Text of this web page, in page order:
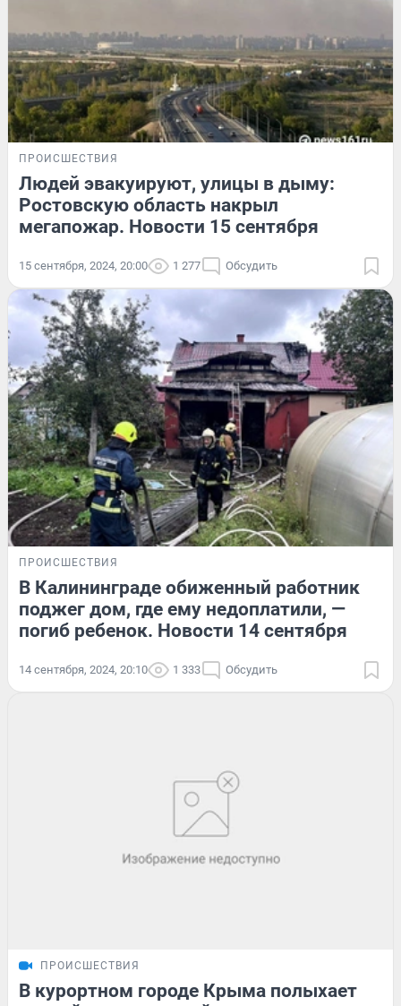
ПРОИСШЕСТВИЯ
Людей эвакуируют, улицы в дыму:
Ростовскую область накрыл
мегапожар. Новости 15 сентября
15 сентября, 2024, 20:00 1 277 Обсудить
ПРОИСШЕСТВИЯ
В Калининграде обиженный работник
поджег дом, где ему недоплатили, —
погиб ребенок. Новости 14 сентября
14 сентября, 2024, 20:10 1 333 Обсудить
ПРОИСШЕСТВИЯ
В курортном городе Крыма полыхает